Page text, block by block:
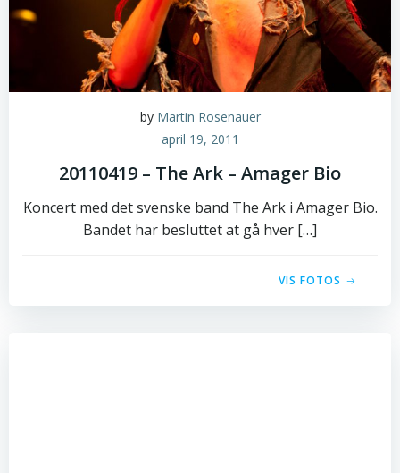
by Martin Rosenauer
april 19, 2011
20110419 – The Ark – Amager Bio
Koncert med det svenske band The Ark i Amager Bio.
Bandet har besluttet at gå hver […]
VIS FOTOS